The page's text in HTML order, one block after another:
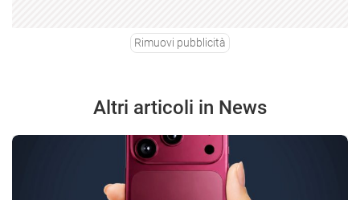
Rimuovi pubblicità
Altri articoli in News